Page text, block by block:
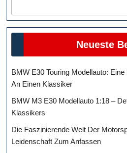
Neueste
BMW E30 Touring Modellauto:
An Einen Klassiker
BMW M3 E30 Modellauto 1:18 –
Klassikers
Die Faszinierende Welt Der
Leidenschaft Zum Anfassen